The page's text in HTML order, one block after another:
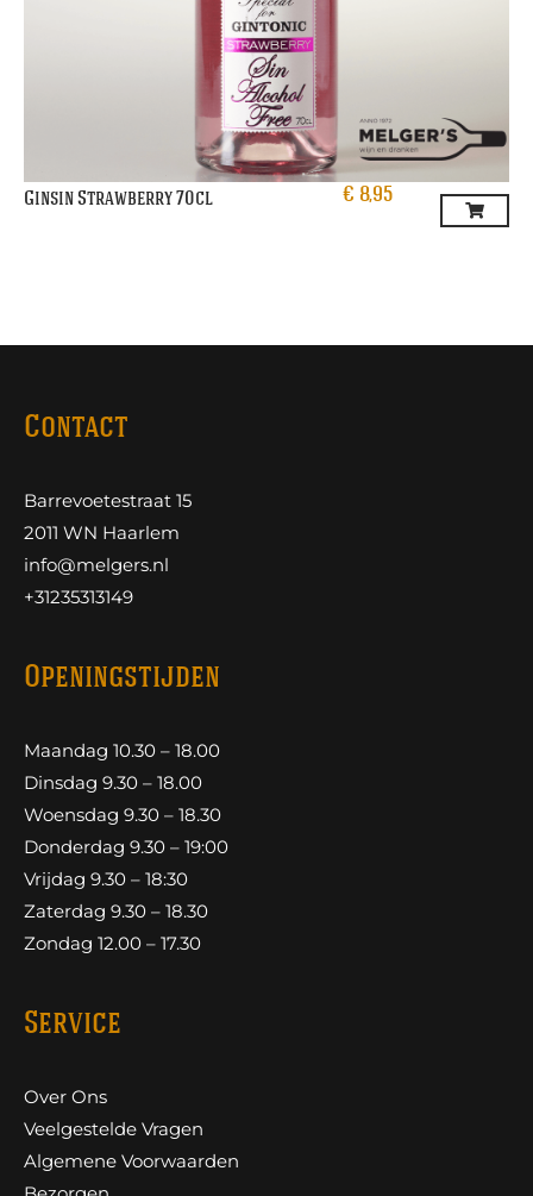
Ginsin Strawberry 70cl € 8,95
Contact
Barrevoetestraat 15
2011 WN Haarlem
info@melgers.nl
+31235313149
Openingstijden
Maandag 10.30 – 18.00
Dinsdag 9.30 – 18.00
Woensdag 9.30 – 18.30
Donderdag 9.30 – 19:00
Vrijdag 9.30 – 18:30
Zaterdag 9.30 – 18.30
Zondag 12.00 – 17.30
Service
Over Ons
Veelgestelde Vragen
Algemene Voorwaarden